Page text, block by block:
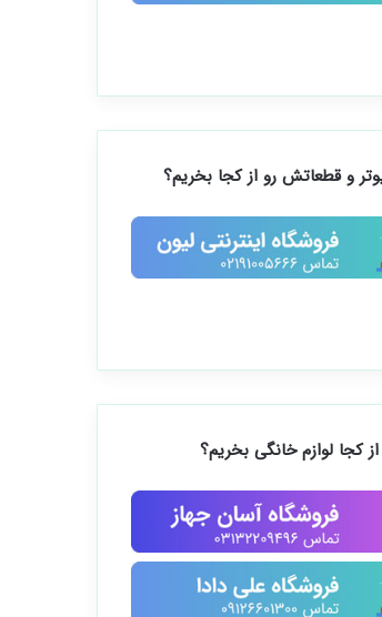
و قطعاتش رو از کجا بخریم؟
از کجا لوازم خانگی بخریم؟